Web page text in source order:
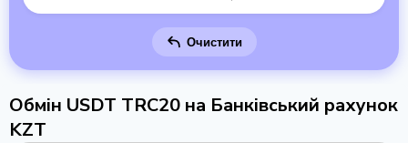
Очистити
Обмін USDT TRC20 на Банківський рахунок
KZT